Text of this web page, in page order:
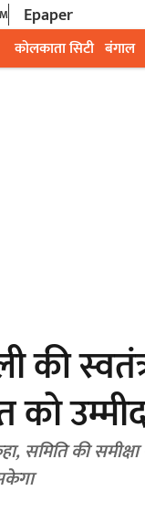
Epaper
कोलकाता सिटी बंगाल
की
को
समिति की